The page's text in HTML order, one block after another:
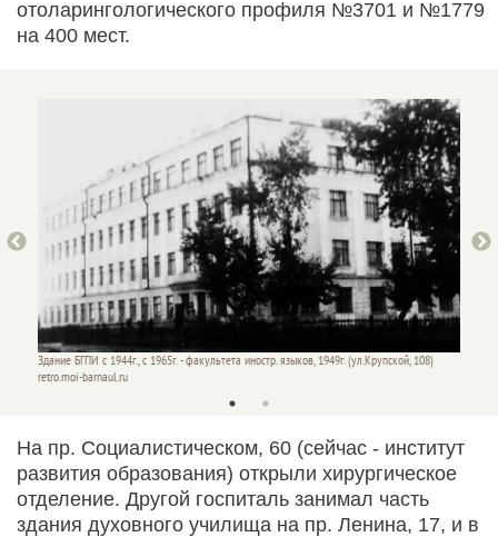
отоларингологического профиля №3701 и №1779
на 400 мест.
Здание БГПИ с 1944г., с 1965г. - факультета иностр. языков, 1949г. (ул.Крупской, 108)
retro.moi-barnaul.ru
На пр. Социалистическом, 60 (сейчас - институт
развития образования) открыли хирургическое
отделение. Другой госпиталь занимал часть
здания духовного училища на пр. Ленина, 17, и в